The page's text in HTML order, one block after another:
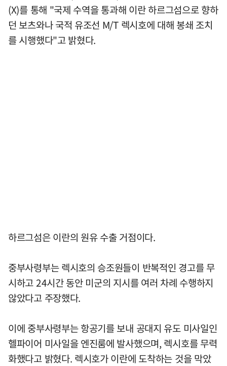
(X)를 통해 "국제 수역을 통과해 이란 하르그섬으로 향하
던 보츠와나 국적 유조선 M/T 렉시호에 대해 봉쇄 조치
를 시행했다"고 밝혔다.
하르그섬은 이란의 원유 수출 거점이다.
중부사령부는 렉시호의 승조원들이 반복적인 경고를 무
시하고 24시간 동안 미군의 지시를 여러 차례 수행하지
않았다고 주장했다.
이에 중부사령부는 항공기를 보내 공대지 유도 미사일인
헬파이어 미사일을 엔진룸에 발사했으며, 렉시호를 무력
화했다고 밝혔다. 렉시호가 이란에 도착하는 것을 막았